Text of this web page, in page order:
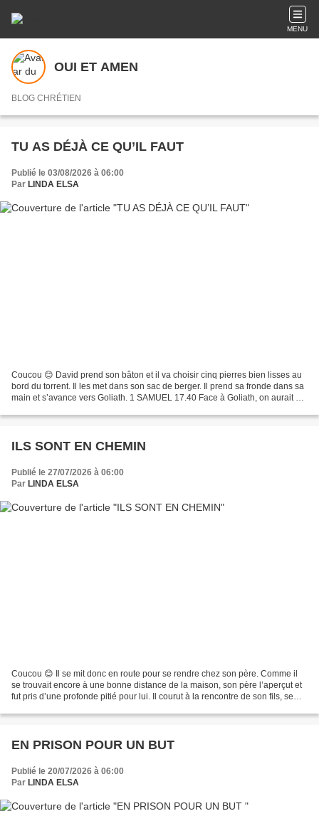
MENU
OUI ET AMEN
BLOG CHRÉTIEN
TU AS DÉJÀ CE QU’IL FAUT
Publié le 03/08/2026 à 06:00
Par LINDA ELSA
Coucou 😊 David prend son bâton et il va choisir cinq pierres bien lisses au
bord du torrent. Il les met dans son sac de berger. Il prend sa fronde dans sa
main et s’avance vers Goliath. 1 SAMUEL 17.40 Face à Goliath, on aurait dit
ILS SONT EN CHEMIN
Publié le 27/07/2026 à 06:00
Par LINDA ELSA
Coucou 😊 Il se mit donc en route pour se rendre chez son père. Comme il
se trouvait encore à une bonne distance de la maison, son père l’aperçut et
fut pris d’une profonde pitié pour lui. Il courut à la rencontre de son fils, se
EN PRISON POUR UN BUT
Publié le 20/07/2026 à 06:00
Par LINDA ELSA